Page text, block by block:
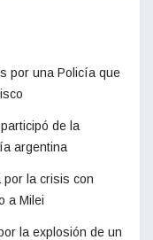
por una Policía que
de la
argentina
por la crisis con
a Milei
la explosión de un